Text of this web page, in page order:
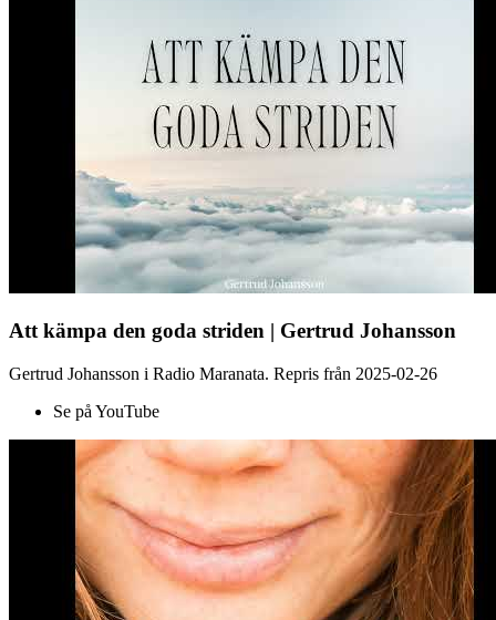
Att kämpa den goda striden | Gertrud Johansson
Gertrud Johansson i Radio Maranata. Repris från 2025-02-26
Se på YouTube